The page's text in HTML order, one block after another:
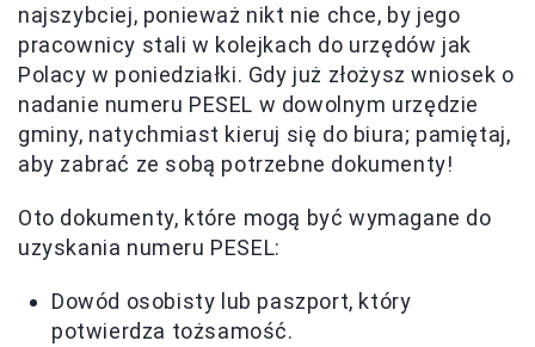
najszybciej, ponieważ nikt nie chce, by jego
pracownicy stali w kolejkach do urzędów jak
Polacy w poniedziałki. Gdy już złożysz wniosek o
nadanie numeru PESEL w dowolnym urzędzie
gminy, natychmiast kieruj się do biura; pamiętaj,
aby zabrać ze sobą potrzebne dokumenty!
Oto dokumenty, które mogą być wymagane do
uzyskania numeru PESEL:
Dowód osobisty lub paszport, który
potwierdza tożsamość.